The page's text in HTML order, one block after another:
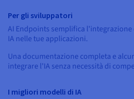
Disponibilità per Region
Documentazione
Roadmap & Changelog
Osservabilità
Roadmap & Changelog
Roadmap & Changelog
Roadmap & Changelog
Per gli sviluppatori
AI Endpoints semplifica
IA nelle tue applicazioni.
Una documentazione completa e
integrare l'IA senza necessità di
I migliori modelli di IA